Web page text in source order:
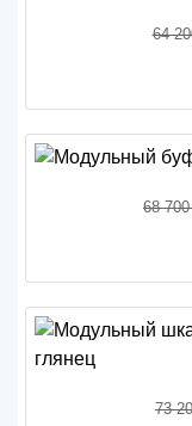
64
68
73